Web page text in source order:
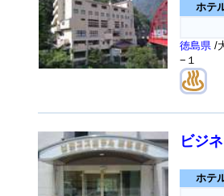
ホテ
徳島県 /
−１
ビジ
ホテ